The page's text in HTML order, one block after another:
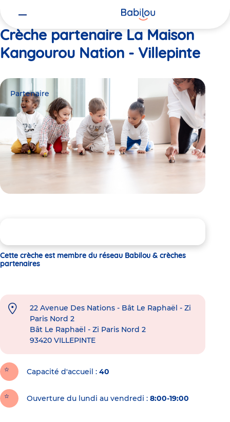
Crèche partenaire La Maison
Kangourou Nation - Villepinte
Partenaire
Cette crèche est membre du réseau Babilou & crèches
partenaires
22 Avenue Des Nations - Bât Le Raphaël - Zi
Paris Nord 2
Bât Le Raphaël - Zi Paris Nord 2
93420 VILLEPINTE
Capacité d'accueil 40
Ouverture du lundi au vendredi : 8:00-19:00